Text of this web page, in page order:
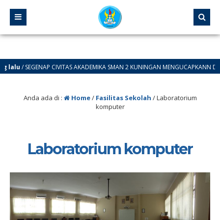
/ SEGENAP CIVITAS AKADEMIKA SMAN 2 KUNINGAN MENGUCAPKANN
Anda ada di : Home/ Fasilitas Sekolah /Laboratorium
komputer
Laboratorium komputer